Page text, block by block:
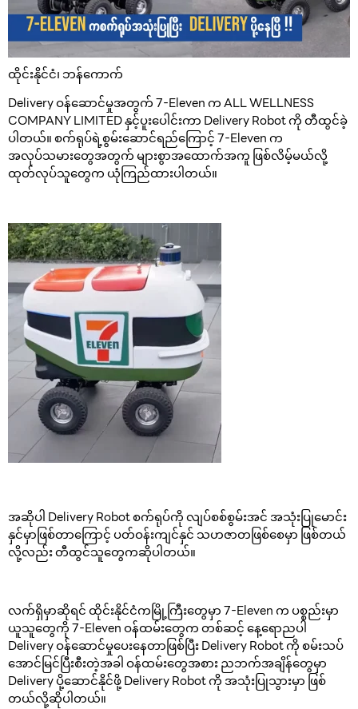
ထိုင်းနိုင်ငံ၊ ဘန်ကောက်
Delivery ဝန်ဆောင်မှုအတွက် 7-Eleven က ALL WELLNESS
COMPANY LIMITED နှင့်ပူးပေါင်းကာ Delivery Robot ကို တီထွင်ခဲ့
ပါတယ်။ စက်ရုပ်ရဲ့စွမ်းဆောင်ရည်ကြောင့် 7-Eleven က
အလုပ်သမားတွေအတွက် များစွာအထောက်အကူ ဖြစ်လိမ့်မယ်လို့
ထုတ်လုပ်သူတွေက ယုံကြည်ထားပါတယ်။
အဆိုပါ Delivery Robot စက်ရုပ်ကို လျပ်စစ်စွမ်းအင် အသုံးပြုမောင်း
နှင်မှာဖြစ်တာကြောင့် ပတ်ဝန်းကျင်နှင် သဟဇာတဖြစ်စေမှာ ဖြစ်တယ်
လို့လည်း တီထွင်သူတွေကဆိုပါတယ်။
လက်ရှိမှာဆိုရင် ထိုင်းနိုင်ငံကမြို့ကြီးတွေမှာ 7-Eleven က ပစ္စည်းမှာ
ယူသူတွေကို 7-Eleven ဝန်ထမ်းတွေက တစ်ဆင့် နေ့ရောညပါ
Delivery ဝန်ဆောင်မှုပေးနေတာဖြစ်ပြီး Delivery Robot ကို စမ်းသပ်
အောင်မြင်ပြီးစီးတဲ့အခါ ဝန်ထမ်းတွေအစား ညဘက်အချိန်တွေမှာ
Delivery ပို့ဆောင်နိုင်ဖို့ Delivery Robot ကို အသုံးပြုသွားမှာ ဖြစ်
တယ်လို့ဆိုပါတယ်။